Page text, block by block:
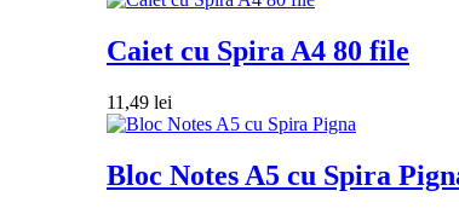
Caiet cu Spira A4 80 file
11,49 lei
Bloc Notes A5 cu Spira